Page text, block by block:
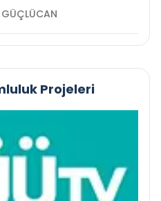
Zeynep GÜÇLÜCAN
Projeleri